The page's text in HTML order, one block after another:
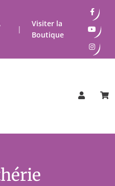
|
Visiter la
Boutique